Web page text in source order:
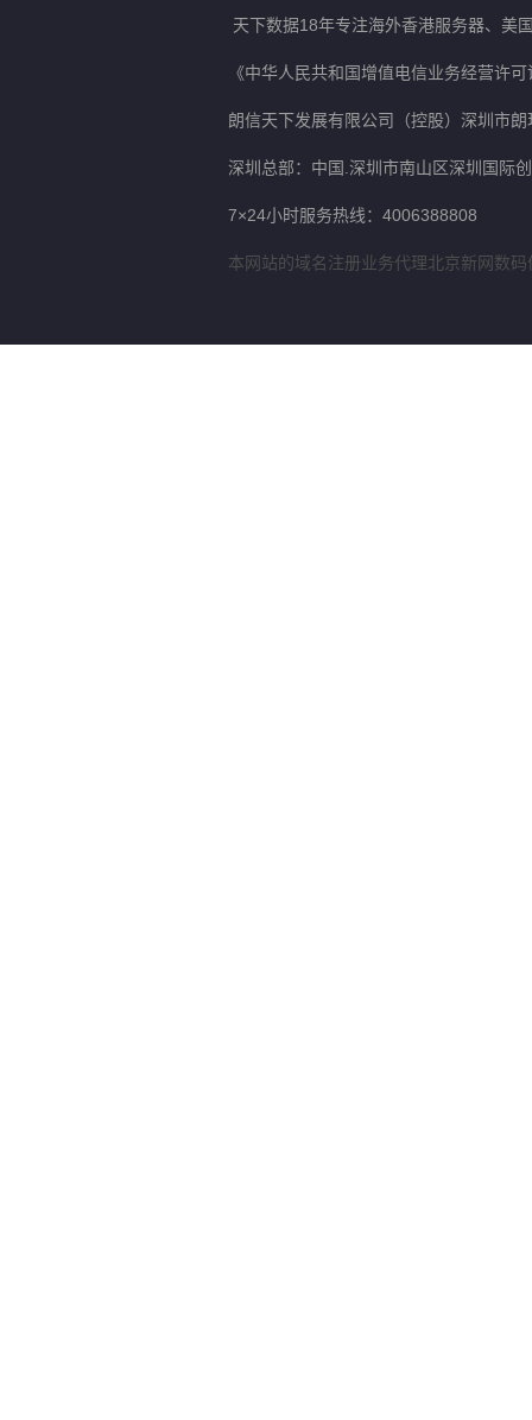
天下数据18年专注海外香港服务器、美
《中华人民共和国增值电信业务经营许
朗信天下发展有限公司（控股）深圳市
深圳总部：中国.深圳市南山区深圳国际
7×24小时服务热线：4006388808
本网站的域名注册业务代理北京新网数